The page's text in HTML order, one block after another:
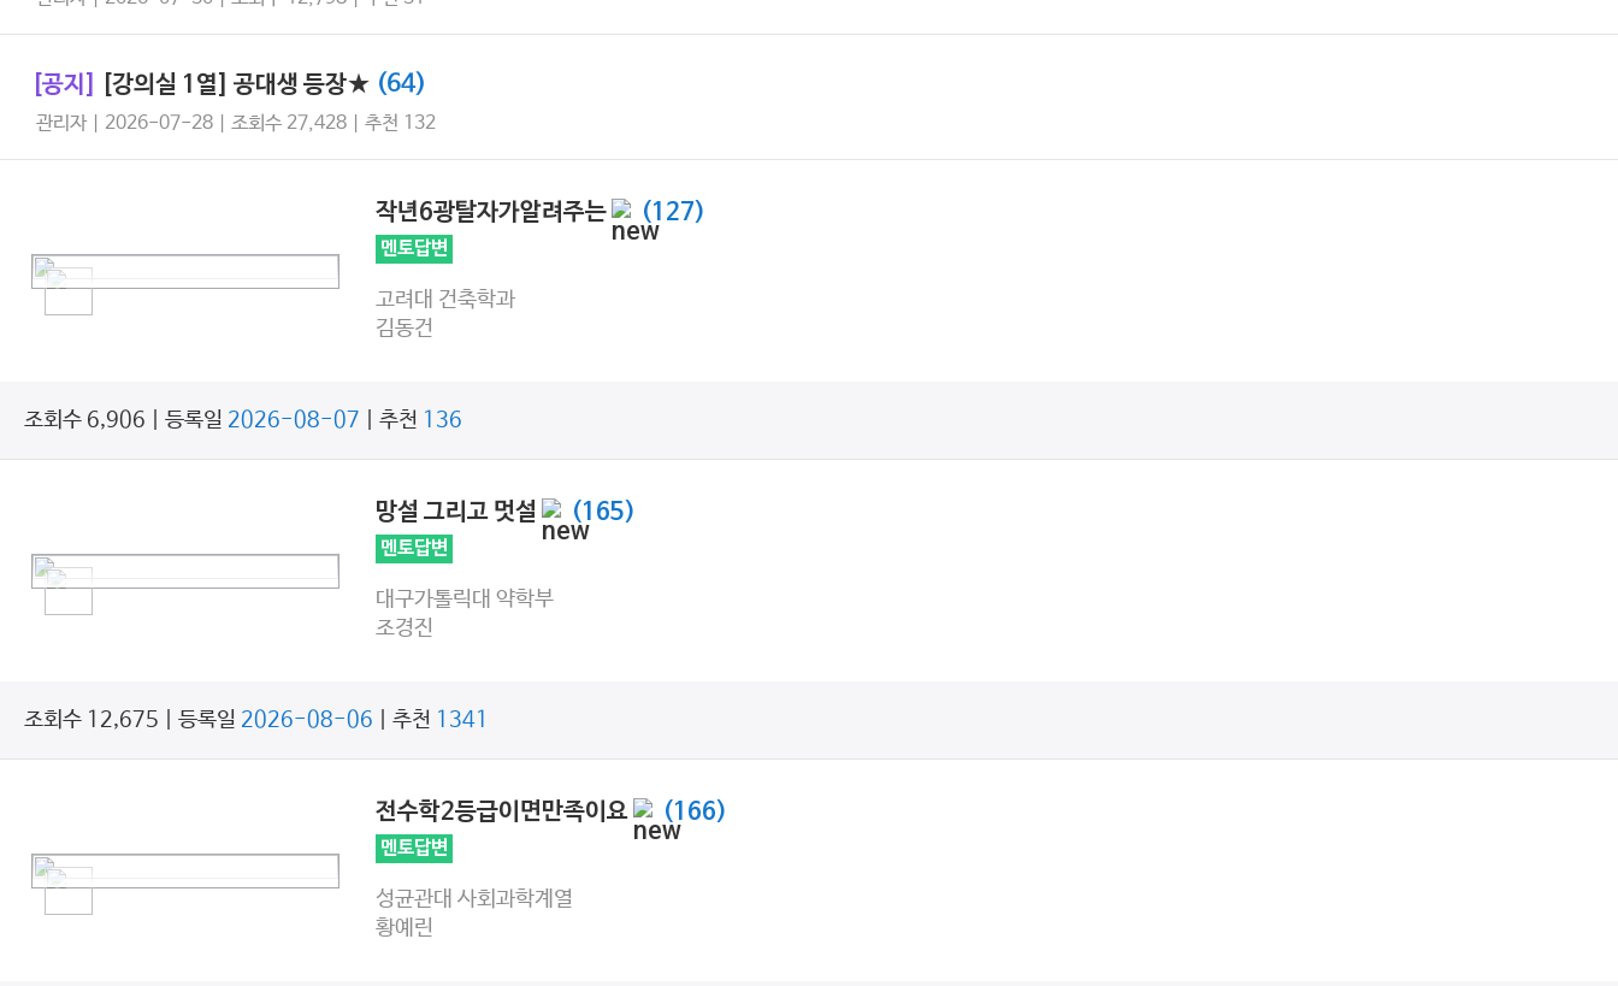
[공지] [강의실 1열] 공대생 등장★ (64)
관리자 | 2026-07-28 | 조회수 27,428 | 추천 132
작년6광탈자가알려주는 (127)
멘토답변
고려대 건축학과
김동건
조회수 6,906 | 등록일 2026-08-07 | 추천 136
망설 그리고 멋설 (165)
멘토답변
대구가톨릭대 약학부
조경진
조회수 12,675 | 등록일 2026-08-06 | 추천 1341
전수학2등급이면만족이요 (166)
멘토답변
성균관대 사회과학계열
황예린